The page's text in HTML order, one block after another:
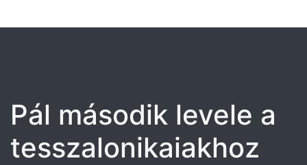
Pál második levele a
tesszalonikaiakhoz